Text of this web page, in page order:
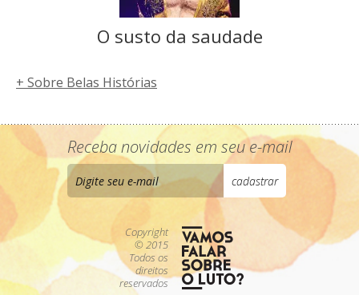
O susto da saudade
+ Sobre Belas Histórias
Copyright
© 2015
Todos os
direitos
reservados
Receba novidades em seu e-mail